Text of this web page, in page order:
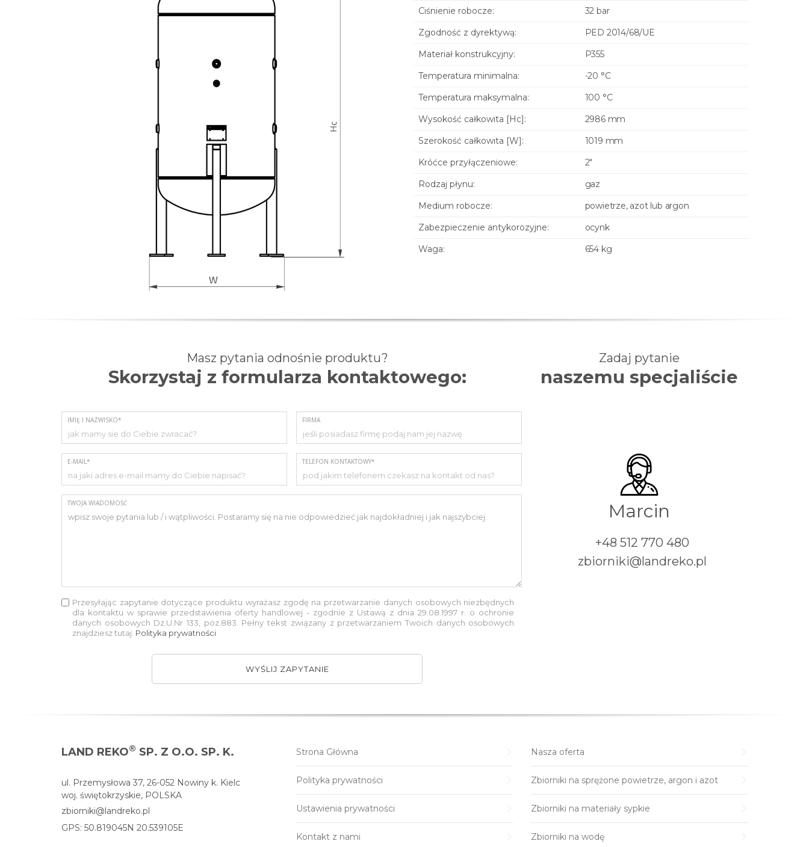
Ciśnienie robocze:
32 bar
Zgodność z dyrektywą:
PED 2014/68/UE
Materiał konstrukcyjny:
P355
Temperatura minimalna:
-20 °C
Temperatura maksymalna:
100 °C
Wysokość całkowita [Hc]:
2986 mm
Szerokość całkowita [W]:
1019 mm
Króćce przyłączeniowe:
2"
Rodzaj płynu:
gaz
Medium robocze:
powietrze, azot lub argon
Zabezpieczenie antykorozyjne:
ocynk
Waga:
654 kg
Masz pytania odnośnie produktu?
Skorzystaj z formularza kontaktowego:
IMIĘ I NAZWISKO* FIRMA
E-MAIL* TELEFON KONTAKTOWY*
TWOJA WIADOMOŚĆ
Przesyłając zapytanie dotyczące produktu wyrażasz zgodę na przetwarzanie danych osobowych niezbędnych
dla kontaktu w sprawie przedstawienia oferty handlowej - zgodnie z Ustawą z dnia 29.08.1997 r. o ochronie
danych osobowych Dz.U.Nr 133, poz.883. Pełny tekst związany z przetwarzaniem Twoich danych osobowych
znajdziesz tutaj: Polityka prywatności
WYŚLIJ ZAPYTANIE
Zadaj pytanie
naszemu specjaliście
Marcin
+48 512 770 480
zbiorniki@landreko.pl
LAND REKO® SP. Z O.O. SP. K.
ul. Przemysłowa 37, 26-052 Nowiny k. Kielc
woj. świętokrzyskie, POLSKA
zbiorniki@landreko.pl
GPS: 50.819045N 20.539105E
Strona Główna
Polityka prywatności
Ustawienia prywatności
Kontakt z nami
Nasza oferta
Zbiorniki na sprężone powietrze, argon i azot
Zbiorniki na materiały sypkie
Zbiorniki na wodę